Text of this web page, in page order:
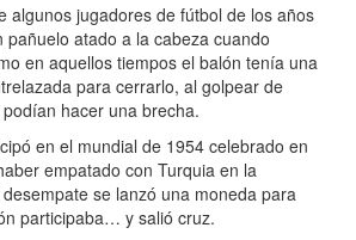
jugadores de fútbol de los años
pañuelo atado a la cabeza cuando
en aquellos tiempos el balón tenía una
para cerrarlo, al golpear de
hacer una brecha.
en el mundial de 1954 celebrado en
empatado con Turquia en la
se lanzó una moneda para
participaba… y salió cruz.